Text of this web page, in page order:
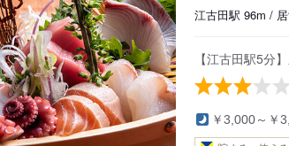
江古田駅 96m /
【江古田駅5分
￥3,000～￥